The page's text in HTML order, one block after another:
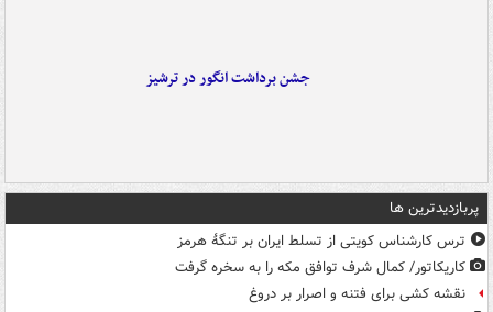
جشن برداشت انگور در ترشیز
پربازدیدترین ها
ترس کارشناس کویتی از تسلط ایران بر تنگۀ هرمز
کاریکاتور/ کمال شرف توافق مکه را به سخره گرفت
نقشه کشی برای فتنه و اصرار بر دروغ